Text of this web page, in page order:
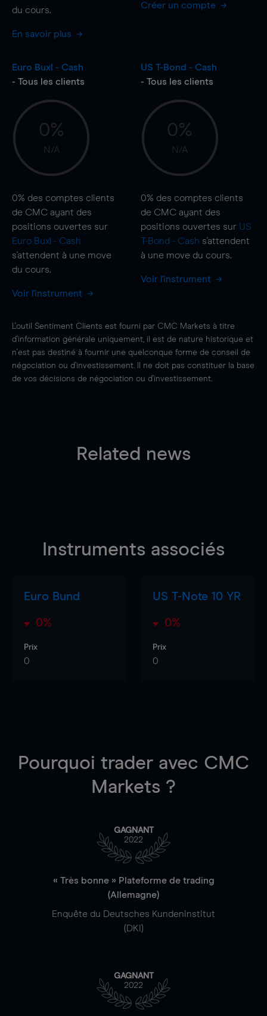
du cours.
En savoir plus
Créer un compte
Euro Buxl - Cash
- Tous les clients
0%
N/A
0% des comptes clients
de CMC ayant des
positions ouvertes sur
Euro Buxl - Cash
s'attendent à une move
du cours.
Voir l'instrument
US T-Bond - Cash
- Tous les clients
0%
N/A
0% des comptes clients
de CMC ayant des
positions ouvertes sur US
T-Bond - Cash s'attendent
à une move du cours.
Voir l'instrument
L'outil Sentiment Clients est fourni par CMC Markets à titre
d'information générale uniquement, il est de nature historique et
n'est pas destiné à fournir une quelconque forme de conseil de
négociation ou d'investissement. Il ne doit pas constituer la base
de vos décisions de négociation ou d'investissement.
Related news
Instruments associés
Euro Bund
0%
Prix
0
US T-Note 10 YR
0%
Prix
0
Pourquoi trader avec CMC
Markets ?
GAGNANT
2022
« Très bonne » Plateforme de trading
(Allemagne)
Enquête du Deutsches Kundeninstitut
(DKI)
GAGNANT
2022